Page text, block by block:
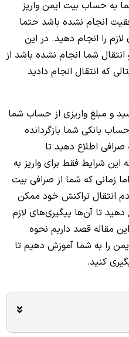
به حساب بیت ایمن واریز
انجام نشده باشد حتما
را انجام دهید. در این
شما انجام نشده باشد از
که انتقال انجام دادید
و مبلغ واریزی از حساب شما
72 ساعت به حساب بانکی شما بازگردانده
اطلاع دهید تا
این شرایط فقط برای واریز به
زمانی که شما از صرافی بیت
انتقال تراکنش خود ممکن
تا آن‌ها پیگیری‌های لازم
مقاله قصد داریم نحوه
را به شما آموزش دهیم تا
کنید.